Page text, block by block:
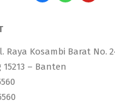
Raya Kosambi Barat No.
– Banten